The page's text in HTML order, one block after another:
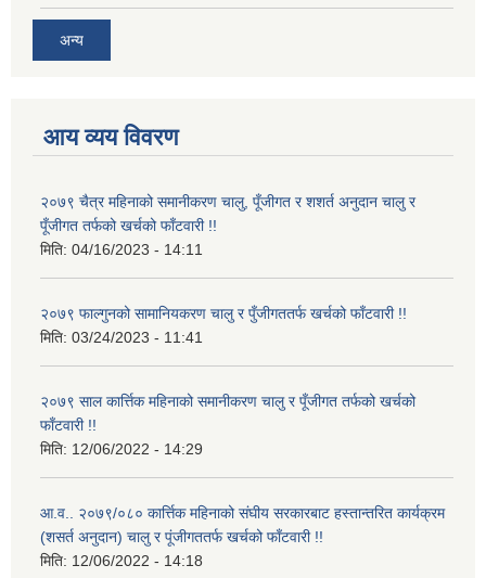
अन्य
आय व्यय विवरण
२०७९ चैत्र महिनाको समानीकरण चालु, पूँजीगत र शशर्त अनुदान चालु र
पूँजीगत तर्फको खर्चको फाँटवारी !!
मिति: 04/16/2023 - 14:11
२०७९ फाल्गुनको सामानियकरण चालु र पुँजीगततर्फ खर्चको फाँटवारी !!
मिति: 03/24/2023 - 11:41
२०७९ साल कार्त्तिक महिनाको समानीकरण चालु र पूँजीगत तर्फको खर्चको
फाँटवारी !!
मिति: 12/06/2022 - 14:29
आ.व.. २०७९/०८० कार्त्तिक महिनाको संघीय सरकारबाट हस्तान्तरित कार्यक्रम
(शसर्त अनुदान) चालु र पूंजीगततर्फ खर्चको फाँटवारी !!
मिति: 12/06/2022 - 14:18